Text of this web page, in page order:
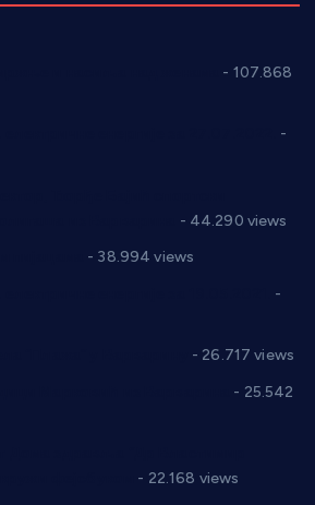
- 107.868
-
- 44.290 views
- 38.994 views
-
- 26.717 views
- 25.542
- 22.168 views